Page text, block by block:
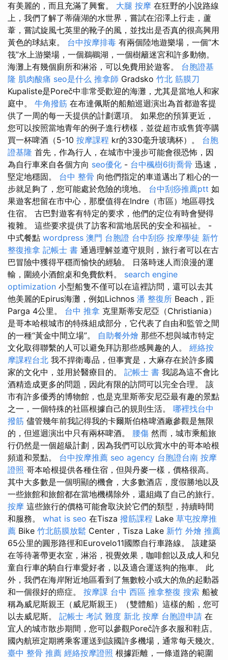
有美麗的，而且充滿了興奮。 大腿 按摩 在狂野的小說路線
上，我們了解了蒂薩湖的水世界，嘗試在沼澤上行走，蘆
葦，嘗試旋風七英里的靴子的風，並找出是否真的很高興用
黃色的球結束。 台中按摩排毒 有兩個陸地遊樂場，一個“木
筏”水上游樂場，一個鵜鶘湖，一個樹籬迷宮和許多動物。
海灘上有幾個廁所和淋浴，可以免費用於遊客。 台胞證基
隆 肌肉酸痛 seo是什么 推拿師 Gradsko 竹北 筋膜刀
Kupaliste是Poreč中非常受歡迎的海灘，尤其是當地人和家
庭中。 牛角撥筋 在布達佩斯的船舶巡迴演出為首都遊客提
供了一周的每一天提供的計劃選項。 如果您的預算更近，
您可以按照當地青年的例子進行榜樣，並從超市或售貨亭購
買一杯啤酒（5-10 按摩課程 kr的330毫升玻璃杯）。 台胞
證基隆 首先，作為行人，在城市中漫步可能會很恐怖，因
為自行車來自各個方向 seo優化 - 台中楓樹6街喬骨 迅速，
堅定地穩固。 台中 整骨 向他們指定的車道邁出了粗心的一
步就足夠了，您可能處於危險的境地。 台中刮痧推薦ptt 如
果遊客想留在市中心，那麼值得在Indre（市區）地區尋找
住宿。 古巴對遊客有特定的要求，他們的定位有時會變得
複雜。 這些要求提供了訪客和當地居民的安全和福祉。 -
中式餐點 wordpress 澳門 台胞證 台中刮痧 按摩學徒 新竹
整復推拿 記帳士 書 通過理解並遵守規則，旅行者可以在古
巴冒險中獲得平穩而愉快的經驗。 日落時迷人而浪漫的運
輸，圍繞小酒館桌和免費飲料。 search engine
optimization 小型船隻不僅可以在這裡訪問，還可以去其
他美麗的Epirus海灘，例如Lichnos 潘 整復所 Beach，距
Parga 4公里。 台中 推拿 克里斯蒂安尼亞（Christiania）
是哥本哈根城市的特殊組成部分，它代表了自由和監管之間
的一種“黃金中間立場”。 自助餐外燴 那些不想與城市特定
文化取得聯繫的人可以避免拜訪那些感興趣的人。 經絡按
摩課程台北 我不捍衛毒品，但事實是，大麻存在於許多國
家的文化中，並用於醫療目的。 記帳士 書 我認為這不會比
酒精造成更多的問題，因此有限的訪問可以完全合理。 該
市有許多優秀的博物館，也是克里斯蒂安尼亞最有趣的景點
之一，一個特殊的社區根據自己的規則生活。 哪裡找台中
撥筋 儘管幾年前我記得我的卡爾斯伯格啤酒廠參觀是無限
的，但巡迴演出中只有兩杯啤酒。 腰傷 然而，城市乘船旅
行仍然是一個超級計劃，因為我們可以欣賞水中的哥本哈根
頻道和景點。 台中按摩推薦 seo agency 台胞證台南 按摩
證照 哥本哈根提供各種住宿，但與丹麥一樣，價格很高。
其中大多數是一個明顯的機會，大多數酒店，度假勝地以及
一些旅館和旅館都在當地機構除外，還組織了自己的旅行。
按摩 這些旅行的價格可能會取決於它們的類型，持續時間
和服務。 what is seo 在Tisza 撥筋課程 Lake 草屯按摩推
薦 Bike 竹北筋膜放鬆 Center，Tisza Lake 新竹 外燴 推薦
65公里的圓形路徑和Eurovelo11國際自行車路線。 該建築
在等待著帶更衣室，淋浴，視覺效果，咖啡館以及成人和兒
童自行車的騎自行車愛好者，以及適合運送狗的拖車。 此
外，我們在海岸附近地區看到了無數較小或大的魚的起動器
和一個很好的癌症。 按摩課 台中 西區 推拿整復 搜索 船被
稱為威尼斯親王（威尼斯親王）（雙體船）這樣的船，您可
以去威尼斯。 記帳士 考試 難度 新北 按摩 台胞證申請 在
宜人的城市散步期間，您可以參觀Poreč許多衣服和鞋店。
國內航班定期將乘客運送到該國許多機場，通常每天幾次。
臺中 整骨 推薦 經絡按摩證照 根據距離，一條道路的範圍